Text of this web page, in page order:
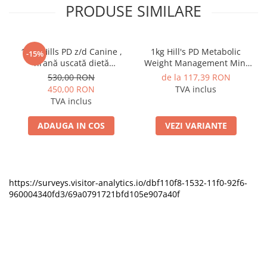
PRODUSE SIMILARE
-15%
10kg Hills PD z/d Canine ,
hrană uscată dietă
veterinară hipoalergenică
pentru câini
530,00 RON
450,00 RON
TVA inclus
ADAUGA IN COS
1kg Hill's PD Metabolic
Weight Management Mini
hrana pentru caini
de la 117,39 RON
TVA inclus
VEZI VARIANTE
https://surveys.visitor-analytics.io/dbf110f8-1532-11f0-92f6-
960004340fd3/69a0791721bfd105e907a40f